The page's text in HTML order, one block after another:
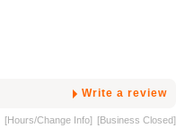
Write a review
[Hours/Change Info] [Business Closed]